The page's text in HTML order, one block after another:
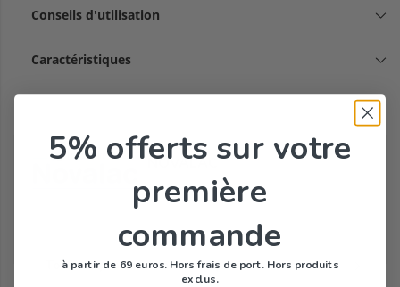
Conseils d'utilisation
Caractéristiques
NOVALAC
Tous les produits de la marque
5% offerts sur votre
première
commande
à partir de 69 euros. Hors frais de port. Hors produits
exclus.